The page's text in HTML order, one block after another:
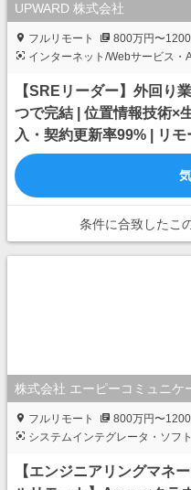
UPWARD 株式会社
フルリモート
800万円〜
インターネット/Webサービス・
【SREリーダー】外回り
つで完結 | 位置情報技術×
入・契約更新率99% | リ
条件に合致したこ
株式会社 エーピーコミュニケ
フルリモート
800万円〜
システムインテグレータ・ソフ
【エンジニアリングマネ